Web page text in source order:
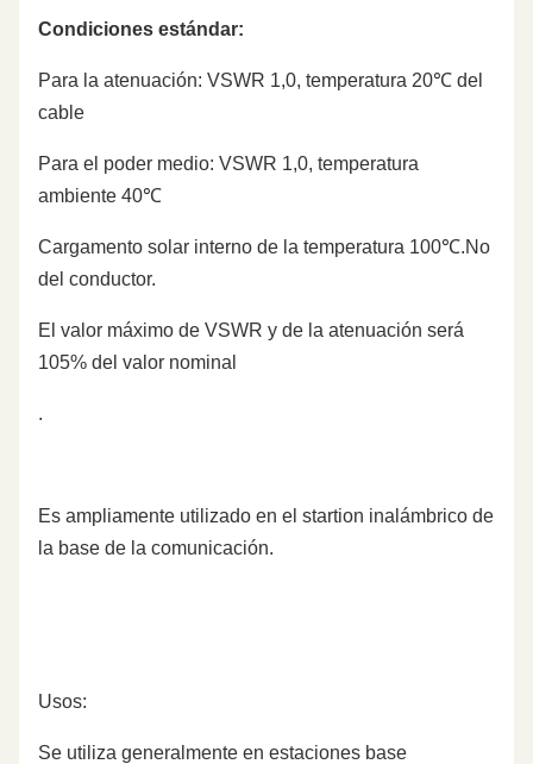
Condiciones estándar:
Para la atenuación: VSWR 1,0, temperatura 20℃ del
cable
Para el poder medio: VSWR 1,0, temperatura
ambiente 40℃
Cargamento solar interno de la temperatura 100℃.No
del conductor.
El valor máximo de VSWR y de la atenuación será
105% del valor nominal
.
Es ampliamente utilizado en el startion inalámbrico de
la base de la comunicación.
Usos:
Se utiliza generalmente en estaciones base